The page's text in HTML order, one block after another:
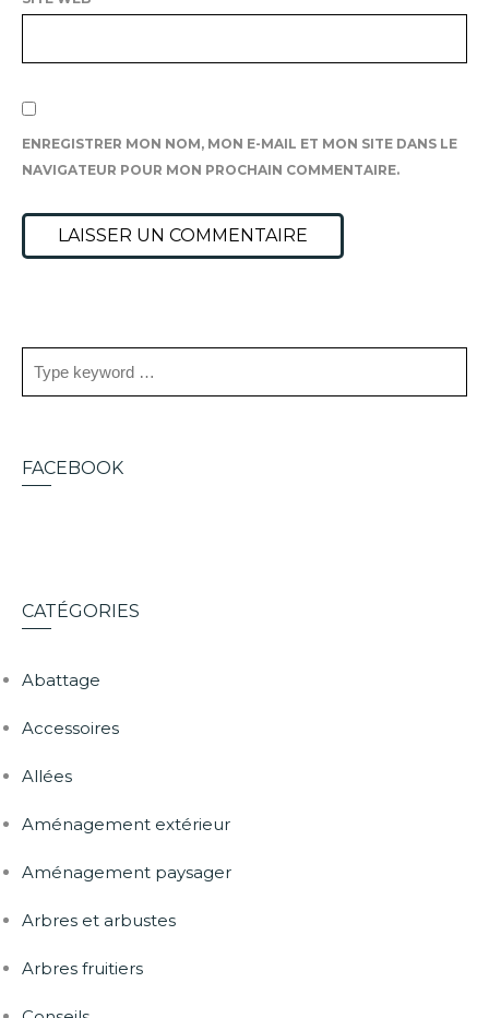
ENREGISTRER MON NOM, MON E-MAIL ET MON SITE DANS LE
NAVIGATEUR POUR MON PROCHAIN COMMENTAIRE.
FACEBOOK
CATÉGORIES
Abattage
Accessoires
Allées
Aménagement extérieur
Aménagement paysager
Arbres et arbustes
Arbres fruitiers